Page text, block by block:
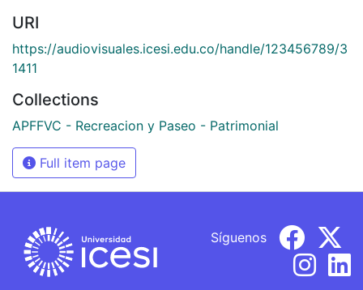
URI
https://audiovisuales.icesi.edu.co/handle/123456789/3
1411
Collections
APFFVC - Recreacion y Paseo - Patrimonial
Full item page
Síguenos